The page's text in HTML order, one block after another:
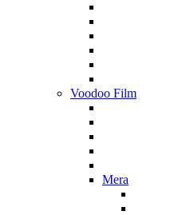
Voodoo Film
Mera